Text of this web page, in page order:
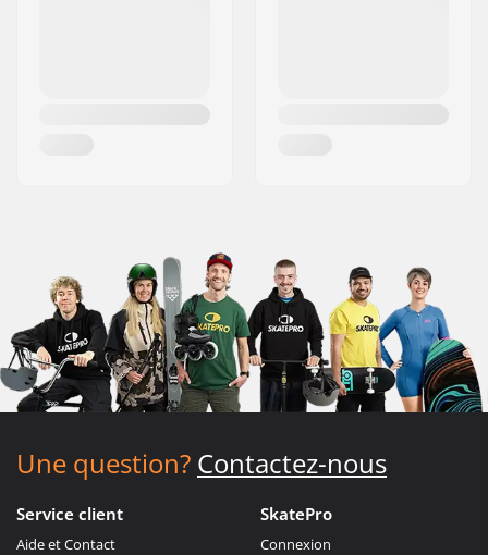
Une question? Contactez-nous
Service client
Aide et Contact
SkatePro
Connexion